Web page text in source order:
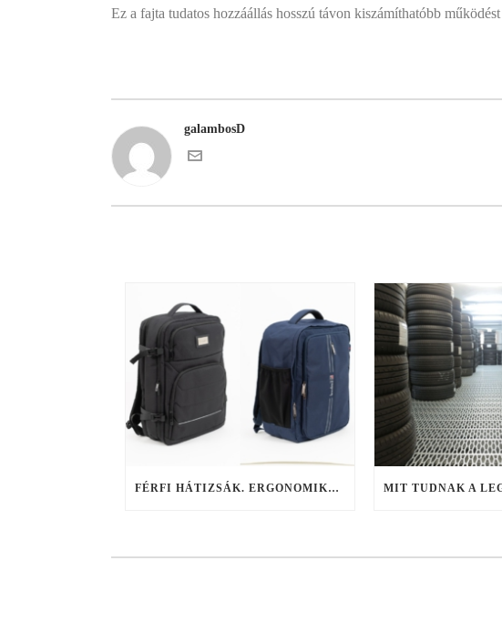
Ez a fajta tudatos hozzáállás hosszú távon kiszámíthatóbb
galambosD
FÉRFI HÁTIZSÁK. ERGONOMIKUS VÁLASZTÁSI SZEMPONTOK